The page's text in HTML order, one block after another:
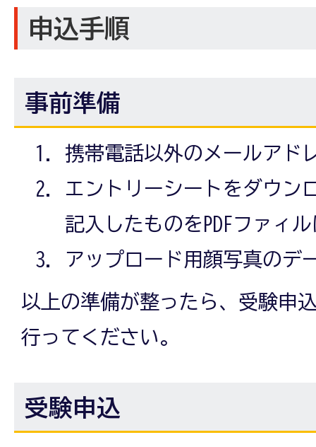
申込手順
事前準備
携帯電話以外のメールアド
エントリーシートをダウン
記入したものをPDFファィ
アップロード用顔写真のデ
以上の準備が整ったら、受験申
行ってください。
受験申込